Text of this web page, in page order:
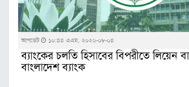
আপডেট ১০:৪৪ এএম, ২০২৬-০৮-০৪
ব্যাংকের চলতি হিসাবের বিপরীতে লিয়েন
বাংলাদেশ ব্যাংক